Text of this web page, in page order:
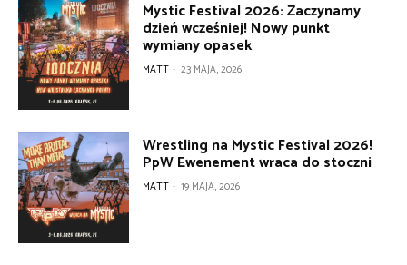
Mystic Festival 2026: Zaczynamy
dzień wcześniej! Nowy punkt
wymiany opasek
MATT - 23 MAJA, 2026
Wrestling na Mystic Festival 2026!
PpW Ewenement wraca do stoczni
MATT - 19 MAJA, 2026